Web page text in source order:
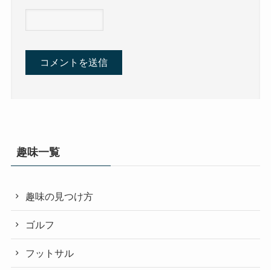
趣味一覧
趣味の見つけ方
ゴルフ
フットサル